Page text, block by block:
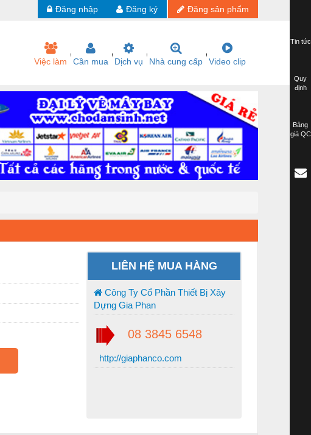
Đăng sản phẩm
Đăng ký
Đăng nhập
Việc làm Cần mua Dịch vụ Nhà cung cấp Video clip
LIÊN HỆ MUA HÀNG
Công Ty Cổ Phần Thiết Bị Xây
Dựng Gia Phan
08 3845 6548
http://giaphanco.com
Tin tức
Quy
định
Bảng
giá QC